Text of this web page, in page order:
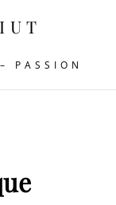
PASSION